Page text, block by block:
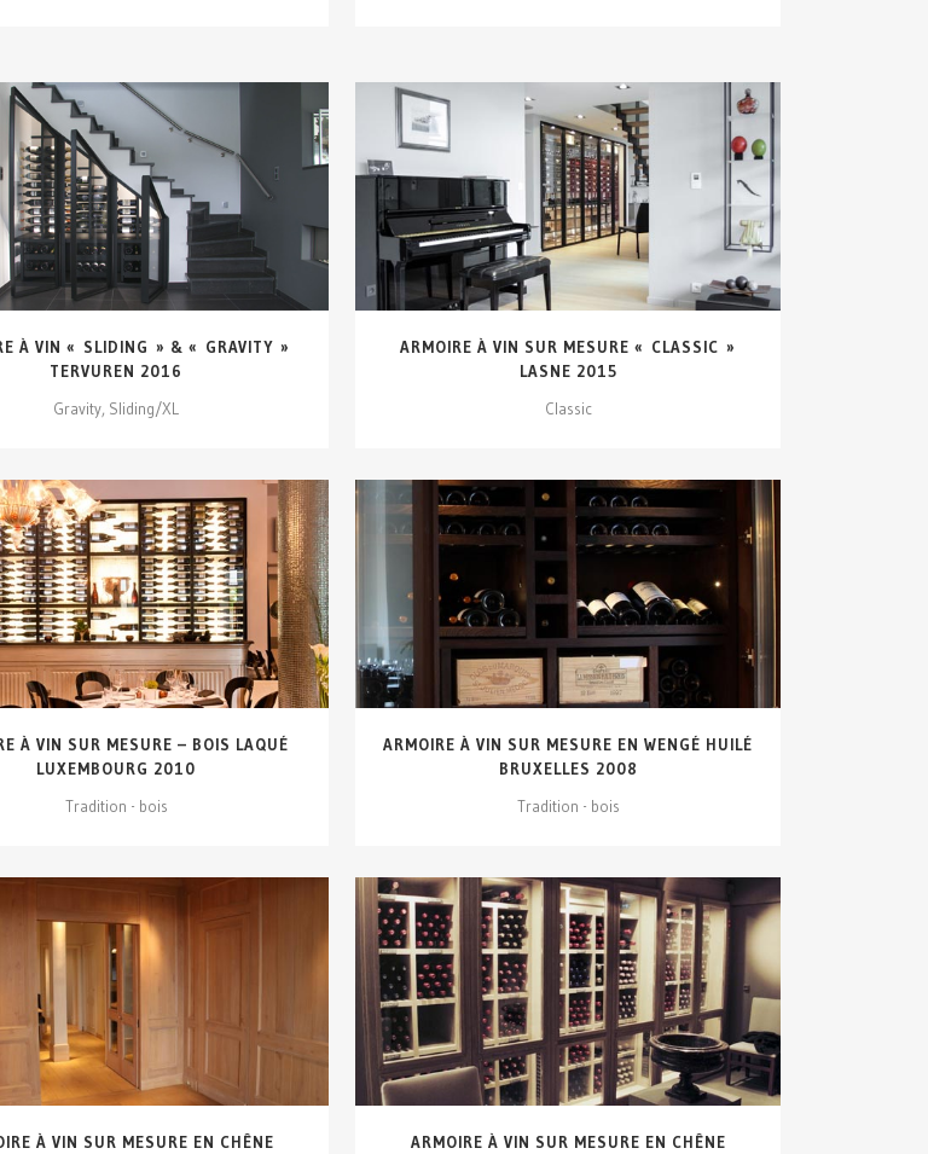
VOIR DÉTAILS...
À VIN « SLIDING » & « GRAVITY »
TERVUREN 2016
Gravity, Sliding/XL
VOIR DÉTAILS...
ARMOIRE À VIN SUR MESURE « CLASSIC »
LASNE 2015
Classic
VOIR DÉTAILS...
À VIN SUR MESURE – BOIS LAQUÉ
LUXEMBOURG 2010
Tradition - bois
VOIR DÉTAILS...
ARMOIRE À VIN SUR MESURE EN WENGÉ HUILÉ
BRUXELLES 2008
Tradition - bois
VOIR DÉTAILS...
À VIN SUR MESURE EN CHÊNE
VOIR DÉTAILS...
ARMOIRE À VIN SUR MESURE EN CHÊNE